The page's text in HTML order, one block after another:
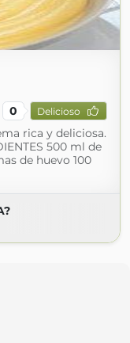
0 Delicioso
rica y deliciosa.
500 ml de
de huevo 100